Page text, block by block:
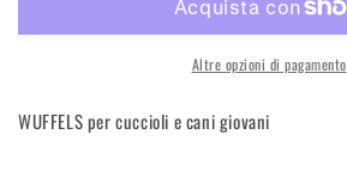
150g
Selvaggina
150g
DogAltre opzioni di pagamento
WUFFELS per cuccioli e cani giovani